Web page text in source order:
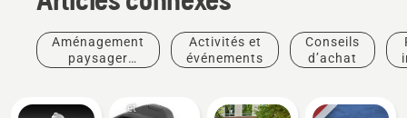
Aménagement
paysager
Activités et
événements
Conseils
d’achat
et